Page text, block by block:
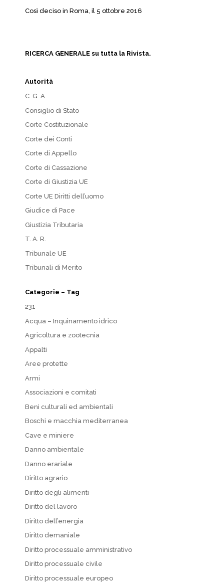
Così deciso in Roma, il 5 ottobre 2016
RICERCA GENERALE su tutta la Rivista.
Autorità
C. G. A.
Consiglio di Stato
Corte Costituzionale
Corte dei Conti
Corte di Appello
Corte di Cassazione
Corte di Giustizia UE
Corte UE Diritti dell’uomo
Giudice di Pace
Giustizia Tributaria
T. A. R.
Tribunale UE
Tribunali di Merito
Categorie – Tag
231
Acqua – Inquinamento idrico
Agricoltura e zootecnia
Appalti
Aree protette
Armi
Associazioni e comitati
Beni culturali ed ambientali
Boschi e macchia mediterranea
Cave e miniere
Danno ambientale
Danno erariale
Diritto agrario
Diritto degli alimenti
Diritto del lavoro
Diritto dell’energia
Diritto demaniale
Diritto processuale amministrativo
Diritto processuale civile
Diritto processuale europeo